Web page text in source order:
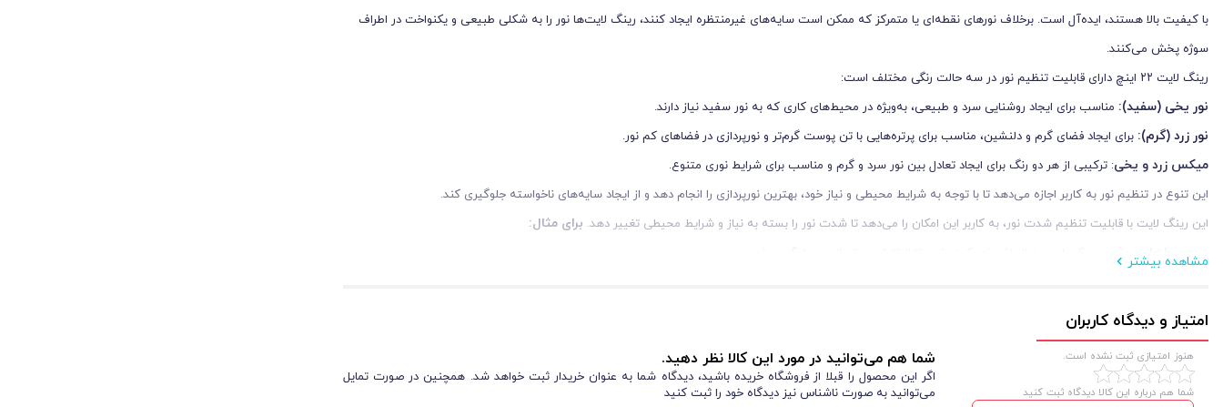
با کیفیت بالا هستند، ایده‌آل است. برخلاف نورهای نقطه‌ای یا متمرکز که ممکن است سایه‌های غیرمنتظره ایجاد کنند، رینگ لایت‌ها نور را به شکلی طبیعی و یکنواخت در اطراف
سوژه پخش می‌کنند.
رینگ لایت ۲۲ اینچ دارای قابلیت تنظیم نور در سه حالت رنگی مختلف است:
نور یخی (سفید): مناسب برای ایجاد روشنایی سرد و طبیعی، به‌ویژه در محیط‌های کاری که به نور سفید نیاز دارند.
نور زرد (گرم): برای ایجاد فضای گرم و دلنشین، مناسب برای پرتره‌هایی با تن پوست گرم‌تر و نورپردازی در فضاهای کم نور.
میکس زرد و یخی: ترکیبی از هر دو رنگ برای ایجاد تعادل بین نور سرد و گرم و مناسب برای شرایط نوری متنوع.
این تنوع در تنظیم نور به کاربر اجازه می‌دهد تا با توجه به شرایط محیطی و نیاز خود، بهترین نورپردازی را انجام دهد و از ایجاد سایه‌های ناخواسته جلوگیری کند.
این رینگ لایت با قابلیت تنظیم شدت نور، به کاربر این امکان را می‌دهد تا شدت نور را بسته به نیاز و شرایط محیطی تغییر دهد. برای مثال:
در محیط‌های روشن
این ویژگی به‌ویژه برای بلاگرها و آرایشگران که نیاز به نور دقیق و کنترل شده دارند، بسیار کاربردی است.
خود قرار دهد و از زوایای مختلف عکس‌برداری یا فیلم‌برداری کند. این پایه به راحتی جمع می‌شود و قابل حمل است، که آن را برای عکاسان و تولیدکنندگان محتوا که به تغییر مکان
نیاز دارند، مناسب می‌سازد.
مشاهده بیشتر
امتیاز و دیدگاه کاربران
هنوز امتیازی ثبت نشده است.
شما هم درباره این کالا دیدگاه ثبت کنید
شما هم می‌توانید در مورد این کالا نظر دهید.
اگر این محصول را قبلا از فروشگاه خریده باشید، دیدگاه شما به عنوان خریدار ثبت خواهد شد. همچنین در صورت تمایل
می‌توانید به صورت ناشناس نیز دیدگاه خود را ثبت کنید